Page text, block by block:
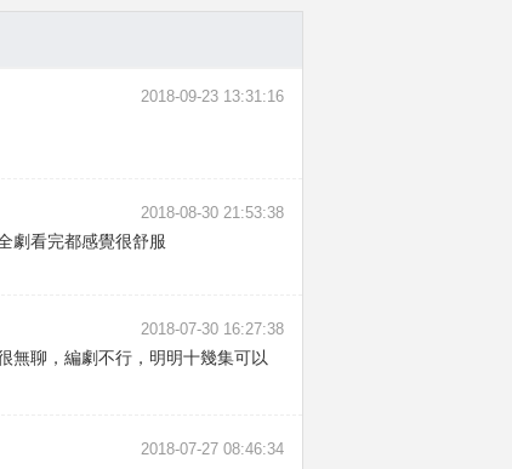
2018-09-23 13:31:16
2018-08-30 21:53:38
劇看完都感覺很舒服
2018-07-30 16:27:38
無聊，編劇不行，明明十幾集可以
2018-07-27 08:46:34